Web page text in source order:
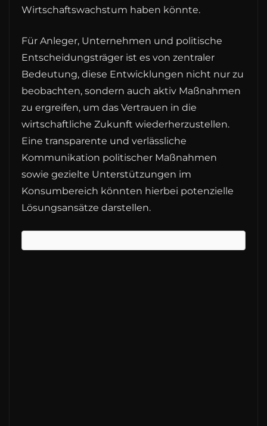
Wirtschaftswachstum haben könnte.
Für Anleger, Unternehmen und politische
Entscheidungsträger ist es von zentraler
Bedeutung, diese Entwicklungen nicht nur zu
beobachten, sondern auch aktiv Maßnahmen
zu ergreifen, um das Vertrauen in die
wirtschaftliche Zukunft wiederherzustellen.
Eine transparente und verlässliche
Kommunikation politischer Maßnahmen
sowie gezielte Unterstützungen im
Konsumbereich könnten hierbei potenzielle
Lösungsansätze darstellen.